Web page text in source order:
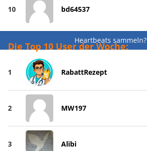
10 bd64537
Heartbeats sammeln?
Die Top 10 User der Woche:
1 RabattRezept
2 MW197
3 Alibi